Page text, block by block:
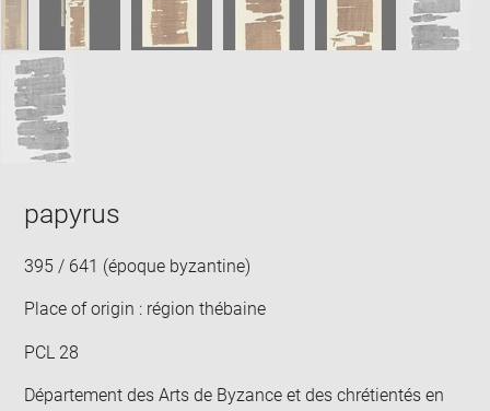
papyrus
395 / 641 (époque byzantine)
Place of origin : région thébaine
PCL 28
Département des Arts de Byzance et des chrétientés en